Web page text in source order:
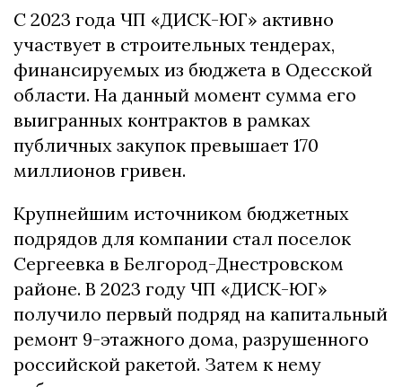
С 2023 года ЧП «ДИСК-ЮГ» активно
участвует в строительных тендерах,
финансируемых из бюджета в Одесской
области. На данный момент сумма его
выигранных контрактов в рамках
публичных закупок превышает 170
миллионов гривен.
Крупнейшим источником бюджетных
подрядов для компании стал поселок
Сергеевка в Белгород-Днестровском
районе. В 2023 году ЧП «ДИСК-ЮГ»
получило первый подряд на капитальный
ремонт 9-этажного дома, разрушенного
российской ракетой. Затем к нему